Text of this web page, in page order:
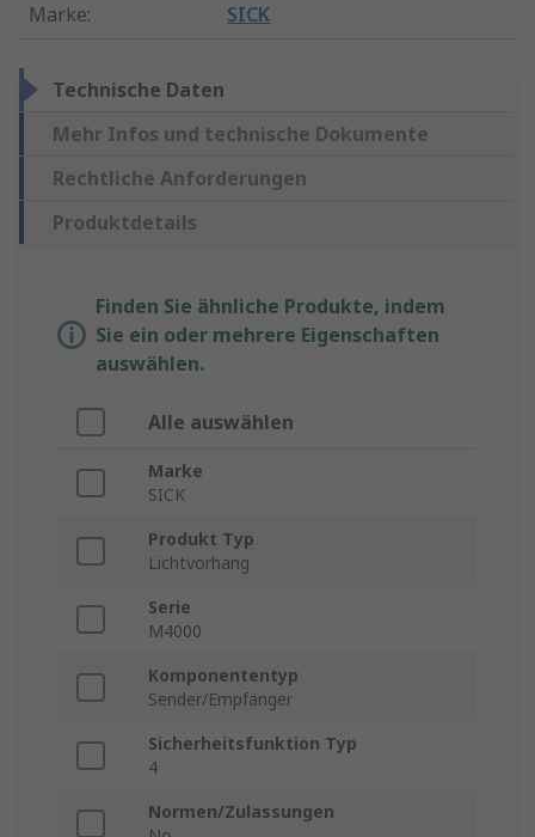
Marke: SICK
Technische Daten
Mehr Infos und technische Dokumente
Rechtliche Anforderungen
Produktdetails
Finden Sie ähnliche Produkte, indem
Sie ein oder mehrere Eigenschaften
auswählen.
Alle auswählen
Marke
SICK
Produkt Typ
Lichtvorhang
Serie
M4000
Komponententyp
Sender/Empfänger
Sicherheitsfunktion Typ
4
Normen/Zulassungen